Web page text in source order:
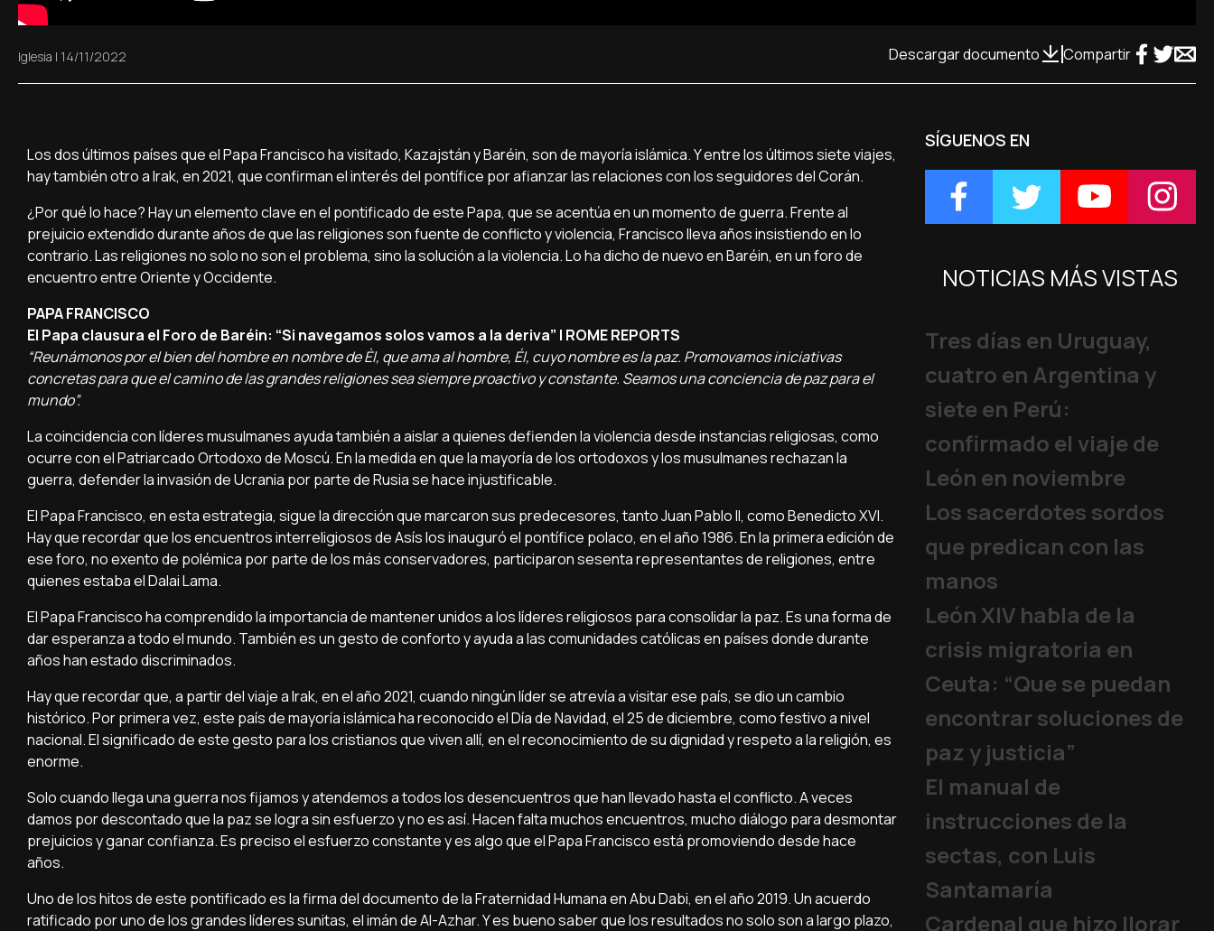
Iglesia | 14/11/2022 Descargar documento Compartir
Los dos últimos países que el Papa Francisco ha visitado, Kazajstán y Baréin, son de mayoría islámica. Y entre los últimos siete viajes,
hay también otro a Irak, en 2021, que confirman el interés del pontífice por afianzar las relaciones con los seguidores del Corán.
¿Por qué lo hace? Hay un elemento clave en el pontificado de este Papa, que se acentúa en un momento de guerra. Frente al
prejuicio extendido durante años de que las religiones son fuente de conflicto y violencia, Francisco lleva años insistiendo en lo
contrario. Las religiones no solo no son el problema, sino la solución a la violencia. Lo ha dicho de nuevo en Baréin, en un foro de
encuentro entre Oriente y Occidente.
PAPA FRANCISCO
El Papa clausura el Foro de Baréin: “Si navegamos solos vamos a la deriva” | ROME REPORTS
“Reunámonos por el bien del hombre en nombre de Èl, que ama al hombre, Él, cuyo nombre es la paz. Promovamos iniciativas
concretas para que el camino de las grandes religiones sea siempre proactivo y constante. Seamos una conciencia de paz para el
mundo”.
La coincidencia con líderes musulmanes ayuda también a aislar a quienes defienden la violencia desde instancias religiosas, como
ocurre con el Patriarcado Ortodoxo de Moscú. En la medida en que la mayoría de los ortodoxos y los musulmanes rechazan la
guerra, defender la invasión de Ucrania por parte de Rusia se hace injustificable.
El Papa Francisco, en esta estrategia, sigue la dirección que marcaron sus predecesores, tanto Juan Pablo II, como Benedicto XVI.
Hay que recordar que los encuentros interreligiosos de Asís los inauguró el pontífice polaco, en el año 1986. En la primera edición de
ese foro, no exento de polémica por parte de los más conservadores, participaron sesenta representantes de religiones, entre
quienes estaba el Dalai Lama.
El Papa Francisco ha comprendido la importancia de mantener unidos a los líderes religiosos para consolidar la paz. Es una forma de
dar esperanza a todo el mundo. También es un gesto de conforto y ayuda a las comunidades católicas en países donde durante
años han estado discriminados.
Hay que recordar que, a partir del viaje a Irak, en el año 2021, cuando ningún líder se atrevía a visitar ese país, se dio un cambio
histórico. Por primera vez, este país de mayoría islámica ha reconocido el Día de Navidad, el 25 de diciembre, como festivo a nivel
nacional. El significado de este gesto para los cristianos que viven allí, en el reconocimiento de su dignidad y respeto a la religión, es
enorme.
Solo cuando llega una guerra nos fijamos y atendemos a todos los desencuentros que han llevado hasta el conflicto. A veces
damos por descontado que la paz se logra sin esfuerzo y no es así. Hacen falta muchos encuentros, mucho diálogo para desmontar
prejuicios y ganar confianza. Es preciso el esfuerzo constante y es algo que el Papa Francisco está promoviendo desde hace
años.
Uno de los hitos de este pontificado es la firma del documento de la Fraternidad Humana en Abu Dabi, en el año 2019. Un acuerdo
ratificado por uno de los grandes líderes sunitas, el imán de Al-Azhar. Y es bueno saber que los resultados no solo son a largo plazo,
SÍGUENOS EN
NOTICIAS MÁS VISTAS
Tres días en Uruguay,
cuatro en Argentina y
siete en Perú:
confirmado el viaje de
León en noviembre
Los sacerdotes sordos
que predican con las
manos
León XIV habla de la
crisis migratoria en
Ceuta: “Que se puedan
encontrar soluciones de
paz y justicia”
El manual de
instrucciones de la
sectas, con Luis
Santamaría
Cardenal que hizo llorar